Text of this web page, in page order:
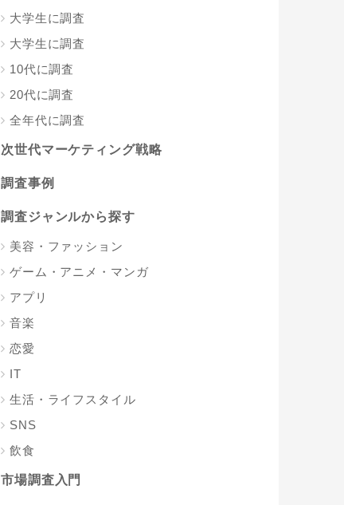
大学生に調査
大学生に調査
10代に調査
20代に調査
全年代に調査
次世代マーケティング戦略
調査事例
調査ジャンルから探す
美容・ファッション
ゲーム・アニメ・マンガ
アプリ
音楽
恋愛
IT
生活・ライフスタイル
SNS
飲食
市場調査入門